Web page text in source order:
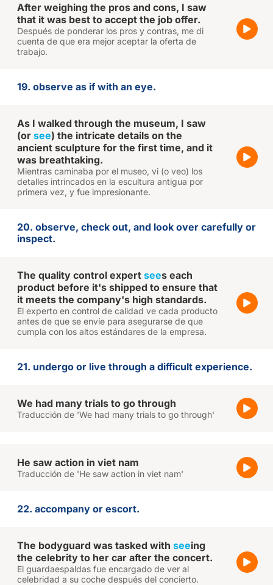
After weighing the pros and cons, I saw
that it was best to accept the job offer.
Después de ponderar los pros y contras, me di
cuenta de que era mejor aceptar la oferta de
trabajo.
19. observe as if with an eye.
As I walked through the museum, I saw
(or see) the intricate details on the
ancient sculpture for the first time, and it
was breathtaking.
Mientras caminaba por el museo, vi (o veo) los
detalles intrincados en la escultura antigua por
primera vez, y fue impresionante.
20. observe, check out, and look over carefully or
inspect.
The quality control expert sees each
product before it's shipped to ensure that
it meets the company's high standards.
El experto en control de calidad ve cada producto
antes de que se envíe para asegurarse de que
cumpla con los altos estándares de la empresa.
21. undergo or live through a difficult experience.
We had many trials to go through
Traducción de 'We had many trials to go through'
He saw action in viet nam
Traducción de 'He saw action in viet nam'
22. accompany or escort.
The bodyguard was tasked with seeing
the celebrity to her car after the concert.
El guardaespaldas fue encargado de ver al
celebridad a su coche después del concierto.